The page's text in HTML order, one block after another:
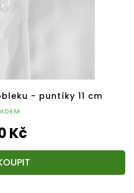
- puntíky 11 cm
Kč